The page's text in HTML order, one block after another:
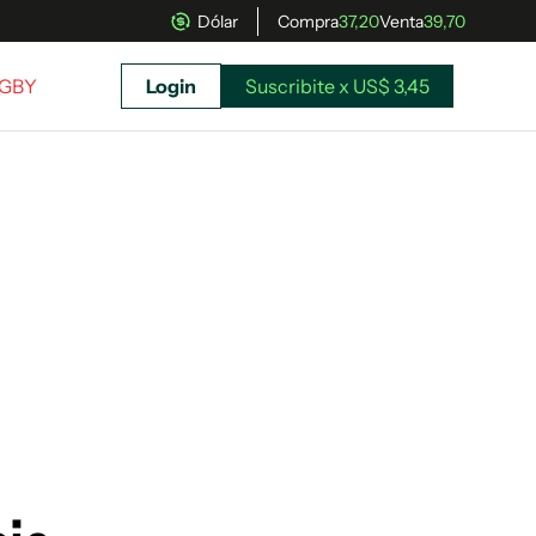
Dólar Compra37,20Venta39,70
Login Suscribite x US$ 3,45